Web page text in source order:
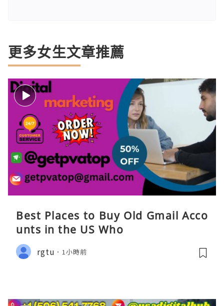
更多女生文章推薦
Best Places to Buy Old Gmail Acco
unts in the US Who
rgtu 1小時前